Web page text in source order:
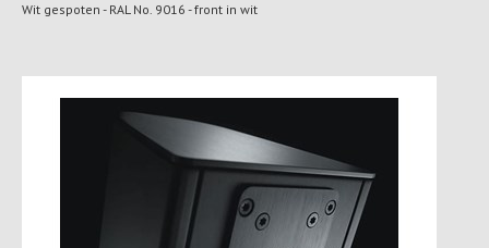
Wit gespoten - RAL No. 9016 - front in wit